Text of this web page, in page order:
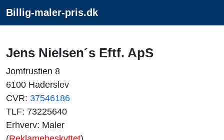
Billig-maler-pris.dk
Jens Nielsen´s Eftf. ApS
Jomfrustien 8
6100 Haderslev
CVR: 37546186
TLF: 73225640
Erhverv: Maler